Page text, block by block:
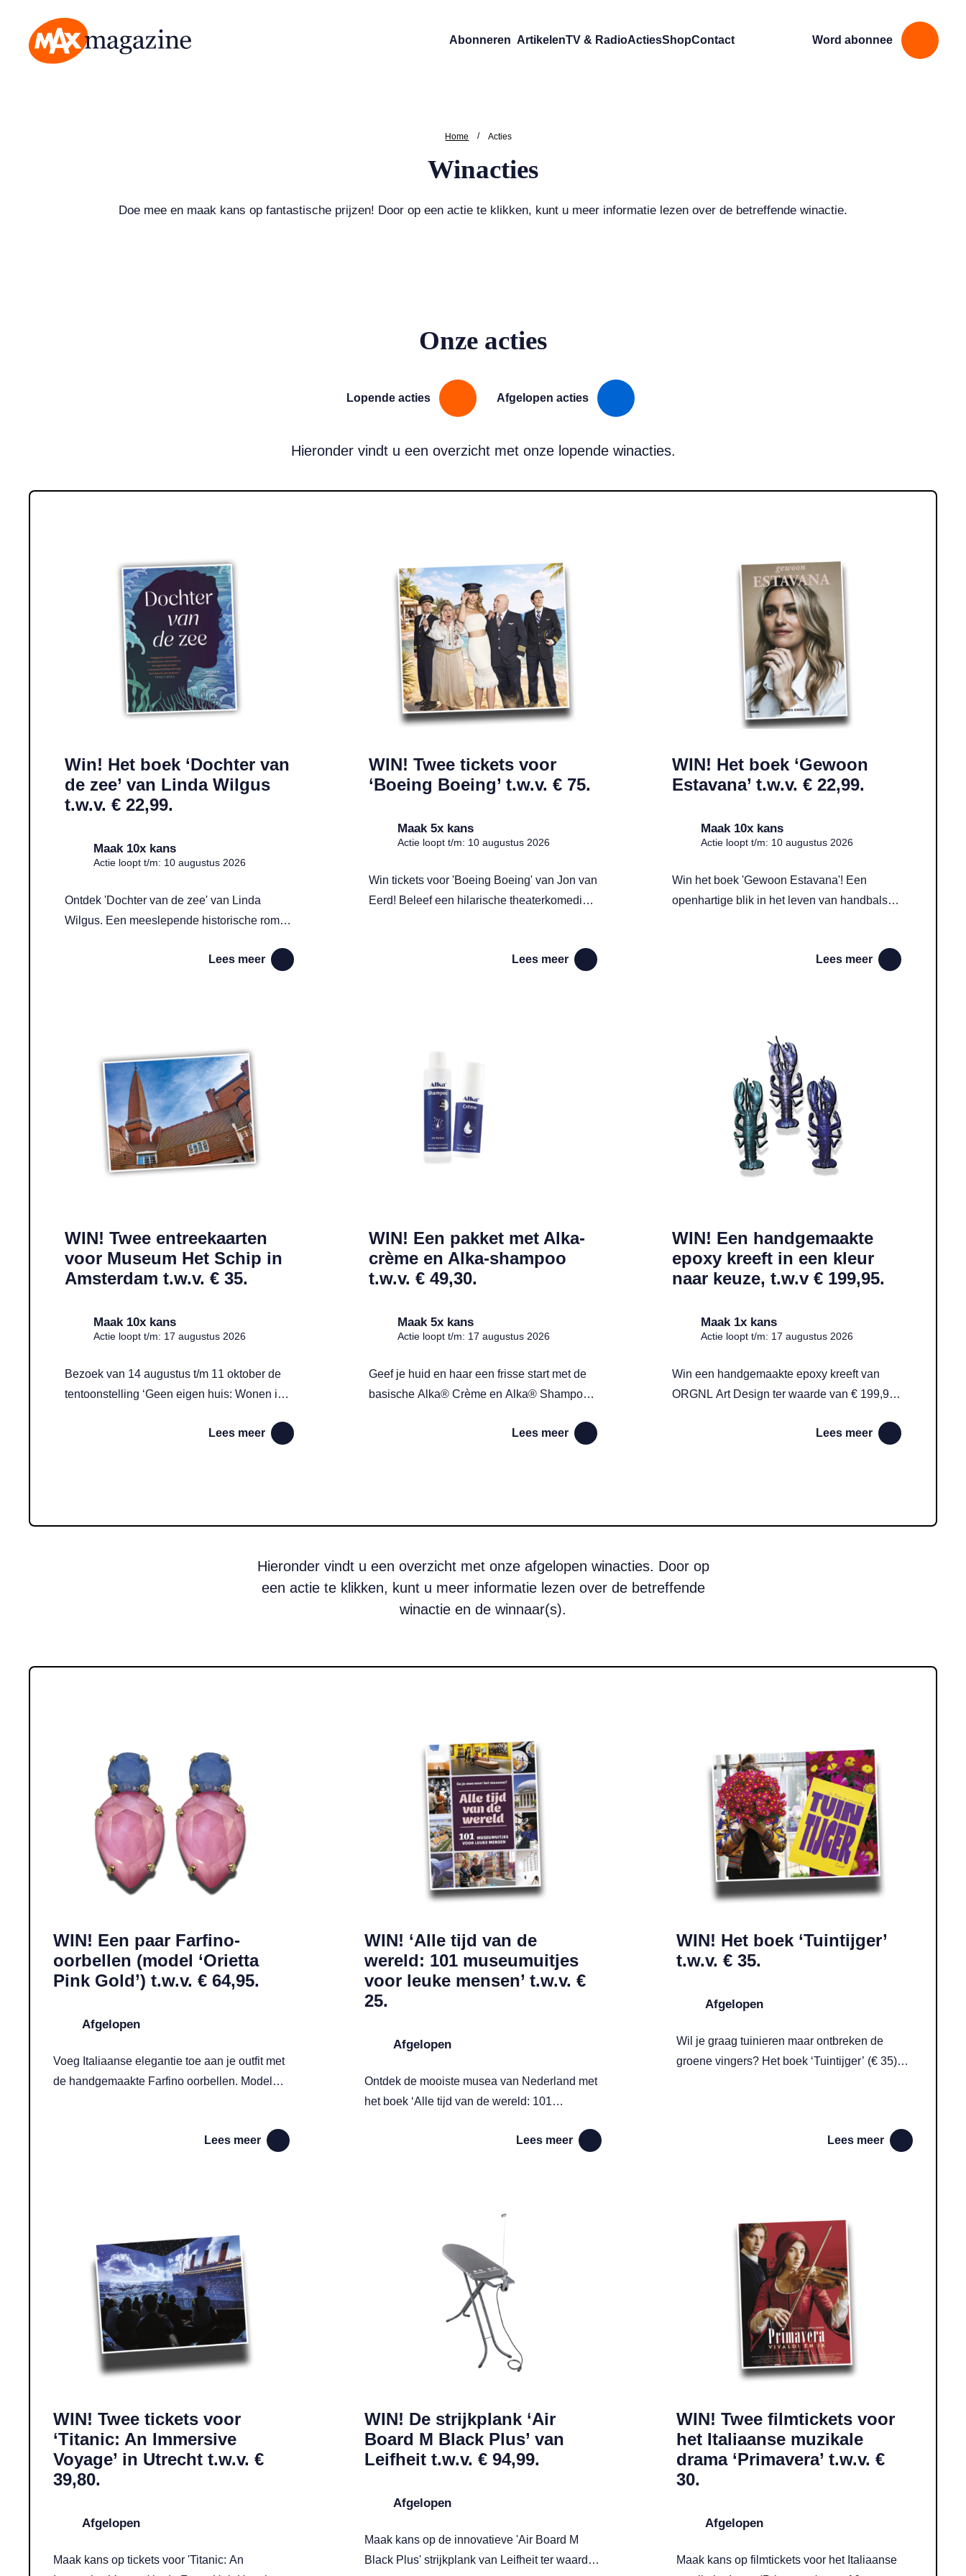
Abonneren ArtikelenTV & RadioActiesShopContact Word abonnee
Home / Acties
Winacties
Doe mee en maak kans op fantastische prijzen! Door op een actie te klikken, kunt u meer informatie lezen over de betreffende winactie.
Onze acties
Lopende acties Afgelopen acties
Hieronder vindt u een overzicht met onze lopende winacties.
Win! Het boek ‘Dochter van
de zee’ van Linda Wilgus
t.w.v. € 22,99.
Maak 10x kans
Actie loopt t/m: 10 augustus 2026
Ontdek 'Dochter van de zee' van Linda
Wilgus. Een meeslepende historische roman
Lees meer
WIN! Twee tickets voor
‘Boeing Boeing’ t.w.v. € 75.
Maak 5x kans
Actie loopt t/m: 10 augustus 2026
Win tickets voor 'Boeing Boeing' van Jon van
Eerd! Beleef een hilarische theaterkomedie
Lees meer
WIN! Het boek ‘Gewoon
Estavana’ t.w.v. € 22,99.
Maak 10x kans
Actie loopt t/m: 10 augustus 2026
Win het boek 'Gewoon Estavana'! Een
openhartige blik in het leven van handbalster
Lees meer
WIN! Twee entreekaarten
voor Museum Het Schip in
Amsterdam t.w.v. € 35.
Maak 10x kans
Actie loopt t/m: 17 augustus 2026
Bezoek van 14 augustus t/m 11 oktober de
tentoonstelling ‘Geen eigen huis: Wonen in
Lees meer
WIN! Een pakket met Alka-
crème en Alka-shampoo
t.w.v. € 49,30.
Maak 5x kans
Actie loopt t/m: 17 augustus 2026
Geef je huid en haar een frisse start met de
basische Alka® Crème en Alka® Shampoo,
Lees meer
WIN! Een handgemaakte
epoxy kreeft in een kleur
naar keuze, t.w.v € 199,95.
Maak 1x kans
Actie loopt t/m: 17 augustus 2026
Win een handgemaakte epoxy kreeft van
ORGNL Art Design ter waarde van € 199,95:
Lees meer
Hieronder vindt u een overzicht met onze afgelopen winacties. Door op
een actie te klikken, kunt u meer informatie lezen over de betreffende
winactie en de winnaar(s).
WIN! Een paar Farfino-
oorbellen (model ‘Orietta
Pink Gold’) t.w.v. € 64,95.
Afgelopen
Voeg Italiaanse elegantie toe aan je outfit met
de handgemaakte Farfino oorbellen. Model
Lees meer
WIN! ‘Alle tijd van de
wereld: 101 museumuitjes
voor leuke mensen’ t.w.v. €
25.
Afgelopen
Ontdek de mooiste musea van Nederland met
het boek ‘Alle tijd van de wereld: 101
Lees meer
WIN! Het boek ‘Tuintijger’
t.w.v. € 35.
Afgelopen
Wil je graag tuinieren maar ontbreken de
groene vingers? Het boek ‘Tuintijger’ (€ 35)
Lees meer
WIN! Twee tickets voor
‘Titanic: An Immersive
Voyage’ in Utrecht t.w.v. €
39,80.
Afgelopen
Maak kans op tickets voor 'Titanic: An
WIN! De strijkplank ‘Air
Board M Black Plus’ van
Leifheit t.w.v. € 94,99.
Afgelopen
Maak kans op de innovatieve 'Air Board M
Black Plus' strijkplank van Leifheit ter waarde
Lees meer over WIN! De strijkplank ‘Air Board M Black Plus’ van Leifheit t.w.v. € 94,99.
WIN! Twee filmtickets voor
het Italiaanse muzikale
drama ‘Primavera’ t.w.v. €
30.
Afgelopen
Maak kans op filmtickets voor het Italiaanse